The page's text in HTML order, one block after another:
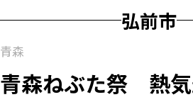
弘前市
青森
青森ねぶた祭 熱気